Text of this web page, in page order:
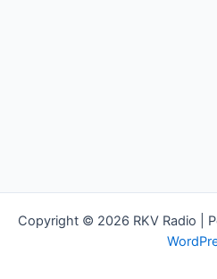
Copyright © 2026 RKV Radio |